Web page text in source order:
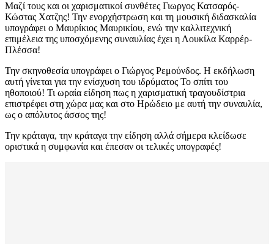
Μαζί τους και οι χαρισματικοί συνθέτες Γιωργος Κατσαρός-
Κώστας Χατζης! Την ενορχήστρωση και τη μουσική διδασκαλία
υπογράφει ο Μαυρίκιος Μαυρικίου, ενώ την καλλιτεχνική
επιμέλεια της υποσχόμενης συναυλίας έχει η Λουκίλα Καρρέρ-
Πλέσσα!
Την σκηνοθεσία υπογράφει ο Γιώργος Ρεμούνδος. Η εκδήλωση
αυτή γίνεται για την ενίσχυση του ιδρύματος Το σπίτι του
ηθοποιού! Τι ωραία είδηση πως η χαρισματική τραγουδίστρια
επιστρέφει στη χώρα μας και στο Ηρώδειο με αυτή την συναυλία,
ως ο απόλυτος άσσος της!
Την κράταγα, την κράταγα την είδηση αλλά σήμερα κλείδωσε
οριστικά η συμφωνία και έπεσαν οι τελικές υπογραφές!